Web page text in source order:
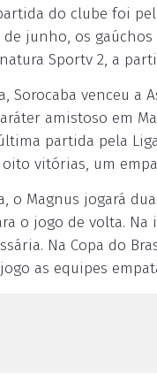
do clube foi
junho, os
Sportv 2, a
Sorocaba venceu a
amistoso em
partida pela
vitórias, um
o Magnus jogará
o jogo de volta. Na
Na Copa do
as equipes